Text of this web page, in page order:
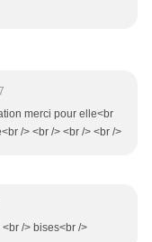
merci pour elle<br
/> <br /> <br /> <br />
/> bises<br />